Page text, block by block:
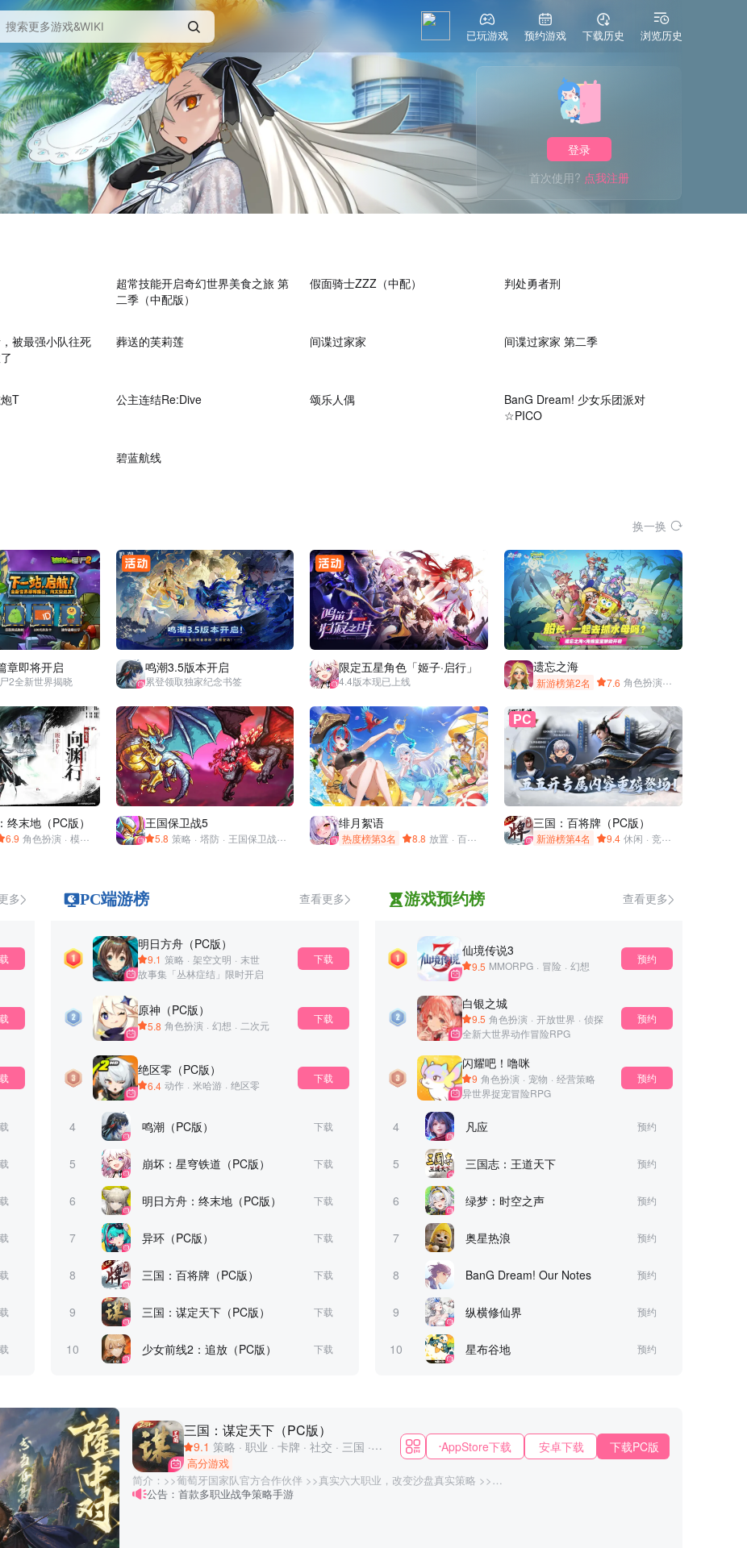
已玩游戏 预约游戏 下载历史 浏览历史
登录
首次使用? 点我注册
超常技能开启奇幻世界美食之旅 第
二季（中配版）
假面骑士ZZZ（中配） 判处勇者刑
被最强小队往死
葬送的芙莉莲 间谍过家家 间谍过家家 第二季
T 公主连结Re:Dive 颂乐人偶
BanG Dream! 少女乐团派对
☆PICO
碧蓝航线
换一换
章即将开启
2全新世界揭晓
鸣潮3.5版本开启
累登领取独家纪念书签
限定五星角色「姬子·启行」
4.4版本现已上线
遗忘之海
新游榜第2名 7.6 角色扮演 ·
终末地（PC版）
6.9 角色扮演 · 模拟经营 二次元 · 冒险 · 即时策略 免费下载
王国保卫战5
5.8 策略 · 塔防 · 王国保卫战 · Kingdom Rush · 单机
绯月絮语
热度榜第3名 8.8 放置 · 百媚 放置卡牌 · 收集养成 · 美少女 · 二次元
PC
三国：百将牌（PC版）
新游榜第4名 9.4 休闲 · 竞技
多 PC端游榜 查看更多
明日方舟（PC版）
9.1 策略 · 架空文明 · 末世
故事集「丛林症结」限时开启
下载
原神（PC版）
5.8 角色扮演 · 幻想 · 二次元
下载
绝区零（PC版）
6.4 动作 · 米哈游 · 绝区零
下载
4 鸣潮（PC版） 下载
5 崩坏：星穹铁道（PC版） 下载
6 明日方舟：终末地（PC版） 下载
7 异环（PC版） 下载
8 三国：百将牌（PC版） 下载
9 三国：谋定天下（PC版） 下载
10 少女前线2：追放（PC版） 下载
游戏预约榜 查看更多
仙境传说3
9.5 MMORPG · 冒险 · 幻想
预约
白银之城
9.5 角色扮演 · 开放世界 · 侦探
全新大世界动作冒险RPG
预约
闪耀吧！噜咪
9 角色扮演 · 宠物 · 经营策略
异世界捉宠冒险RPG
预约
4 凡应 预约
5 三国志：王道天下 预约
6 绿梦：时空之声 预约
7 奥星热浪 预约
8 BanG Dream! Our Notes 预约
9 纵横修仙界 预约
10 星布谷地 预约
三国：谋定天下（PC版）
9.1 策略 · 职业 · 卡牌 · 社交 · 三国 · 国风 SLG
高分游戏
AppStore下载 安卓下载 下载PC版
简介：>>葡萄牙国家队官方合作伙伴 >>真实六大职业，改变沙盘真实策略 >>新
用户免费送孙策、徐盛、蔡文姬、貂蝉+125抽 >>全新问鼎赛季“武侯遗志”，新沙
公告：首款多职业战争策略手游